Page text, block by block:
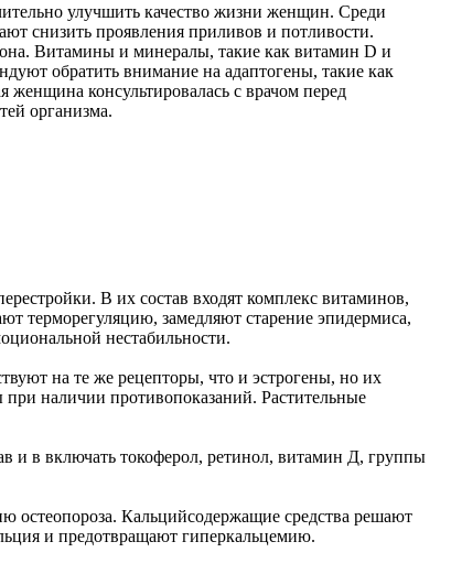
улучшить качество жизни женщин. Среди
снизить проявления приливов и потливости.
Витамины и минералы, такие как витамин D и
обратить внимание на адаптогены, такие как
консультировалась с врачом перед
организма.
В их состав входят комплекс витаминов,
терморегуляцию, замедляют старение эпидермиса,
нестабильности.
на те же рецепторы, что и эстрогены, но их
при наличии противопоказаний. Растительные
и в включать токоферол, ретинол, витамин Д, группы
остеопороза. Кальцийсодержащие средства решают
и предотвращают гиперкальцемию.